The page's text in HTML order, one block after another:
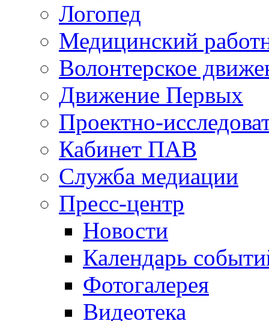
Логопед
Медицинский
Волонтерское
Движение Первых
Проектно-
Кабинет ПАВ
Служба медиации
Пресс-центр
Новости
Календарь
Фотогалерея
Видеотека